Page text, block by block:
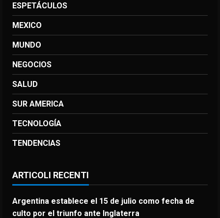
ESPETÁCULOS
MEXICO
MUNDO
NEGOCIOS
SALUD
SUR AMERICA
TECNOLOGÍA
TENDENCIAS
ARTICOLI RECENTI
Argentina establece el 15 de julio como fecha de
culto por el triunfo ante Inglaterra